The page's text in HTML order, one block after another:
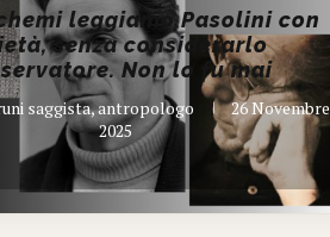
leggiamo Pasolini con
senza considerarlo
Non lo fu mai
saggista, antropologo
26 Novembre
2025